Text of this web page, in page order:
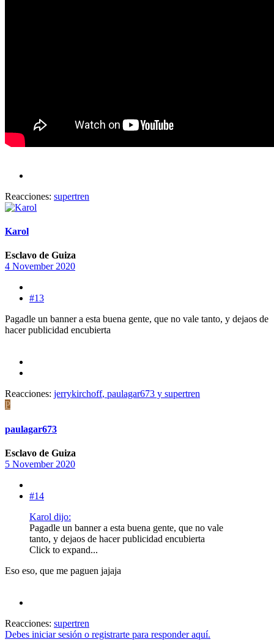
Reacciones: supertren
Karol
Esclavo de Guiza
4 November 2020
#13
Pagadle un banner a esta buena gente, que no vale tanto, y dejaos de
hacer publicidad encubierta
Reacciones: jerrykirchoff, paulagar673 y supertren
P
paulagar673
Esclavo de Guiza
5 November 2020
#14
Karol dijo:
Pagadle un banner a esta buena gente, que no vale
tanto, y dejaos de hacer publicidad encubierta
Click to expand...
Eso eso, que me paguen jajaja
Reacciones: supertren
Debes iniciar sesión o registrarte para responder aquí.